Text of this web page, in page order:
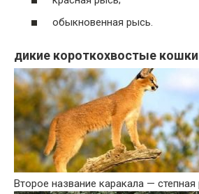
обыкновенная рысь.
дикие короткохвостые кошки
Второе название каракала — степная